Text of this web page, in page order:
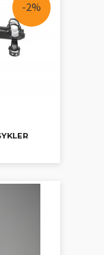
-2%